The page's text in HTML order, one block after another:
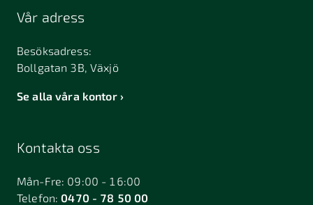
Vår adress
Besöksadress:
Bollgatan 3B, Växjö
Se alla våra kontor
Kontakta oss
Mån-Fre: 09:00 - 16:00
Telefon:0470 - 78 50 00